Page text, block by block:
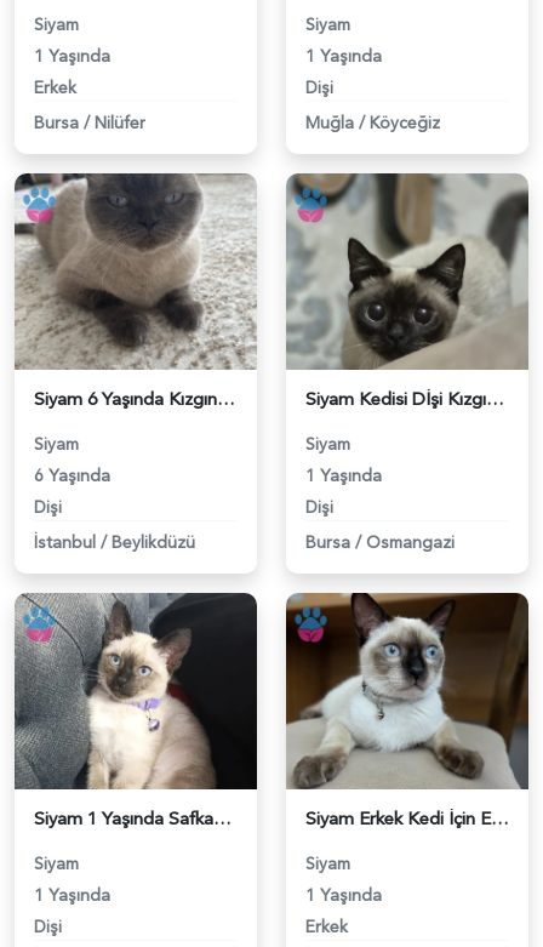
Siyam
1 Yaşında
Erkek
Bursa / Nilüfer
Siyam
1 Yaşında
Dişi
Muğla / Köyceğiz
Siyam 6 Yaşında Kızgınlığa Girdi - 118984394
Siyam
6 Yaşında
Dişi
İstanbul / Beylikdüzü
Siyam Kedisi Dİşi Kızgınlıkta - 118984287
Siyam
1 Yaşında
Dişi
Bursa / Osmangazi
Siyam 1 Yaşında Safkan Kedime Eş Arıyorum - 118984225
Siyam
1 Yaşında
Dişi
Siyam Erkek Kedi İçin Eş Aranıyor - 118983369
Siyam
1 Yaşında
Erkek